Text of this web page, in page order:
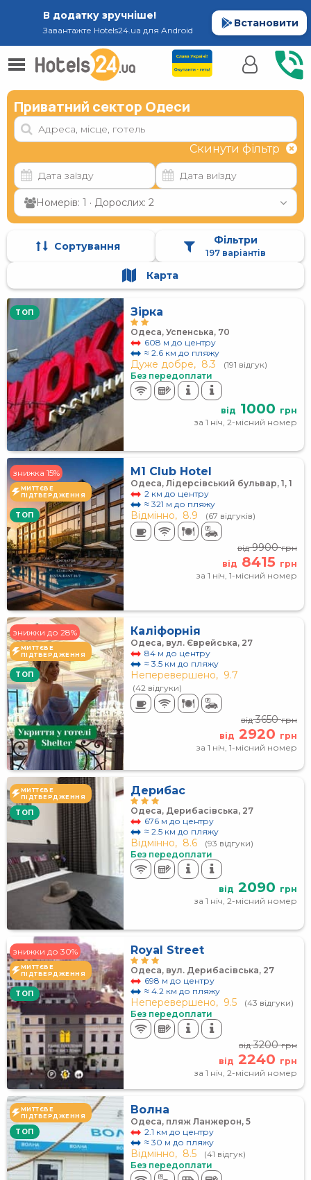
В додатку зручніше!
Завантажте Hotels24.ua для Android
Встановити
Приватний сектор Одеси
Скинути фільтр
Номерів: 1 · Дорослих: 2
Сортування Фільтри
197 варіантів
Карта
TOП Зірка
Одеса, Успенська, 70
608 м до центру
≈ 2.6 км до пляжу
Дуже добре, 8.3
(191 відгук)
Без передоплати
від 1000 грн
за 1 ніч, 2-місний номер
знижка 15%
МИТТЄВЕ
ПІДТВЕРДЖЕННЯ
TOП
M1 Club Hotel
Одеса, Лідерсівський бульвар, 1, 1
2 км до центру
≈ 321 м до пляжу
Відмінно, 8.9 (67 відгуків)
від9900грн
від 8415 грн
за 1 ніч, 1-місний номер
знижки до 28%
МИТТЄВЕ
ПІДТВЕРДЖЕННЯ
TOП
Каліфорнія
Одеса, вул. Єврейська, 27
84 м до центру
≈ 3.5 км до пляжу
Неперевершено, 9.7
(42 відгуки)
від3650грн
від 2920 грн
за 1 ніч, 1-місний номер
МИТТЄВЕ
ПІДТВЕРДЖЕННЯ
TOП
Дерибас
Одеса, Дерибасівська, 27
676 м до центру
≈ 2.5 км до пляжу
Відмінно, 8.6
(93 відгуки)
Без передоплати
від 2090 грн
за 1 ніч, 2-місний номер
знижки до 30%
МИТТЄВЕ
ПІДТВЕРДЖЕННЯ
TOП
Royal Street
Одеса, вул. Дерибасівська, 27
698 м до центру
≈ 4.2 км до пляжу
Неперевершено, 9.5
(43 відгуки)
Без передоплати
від3200грн
від 2240 грн
за 1 ніч, 2-місний номер
МИТТЄВЕ
ПІДТВЕРДЖЕННЯ
TOП
Волна
Одеса, пляж Ланжерон, 5
2.1 км до центру
≈ 30 м до пляжу
Відмінно, 8.5
(41 відгук)
Без передоплати